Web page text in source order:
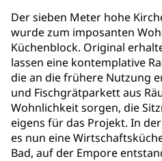
Der sieben Meter hohe
wurde zum imposanten
Küchenblock. Original
lassen eine kontemplative
die an die frühere Nutzung
und Fischgrätparkett aus
Wohnlichkeit sorgen, die
eigens für das Projekt. In
es nun eine
Bad, auf der Empore